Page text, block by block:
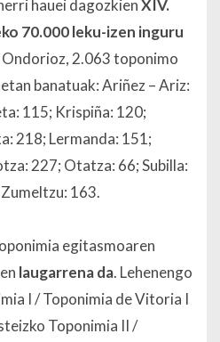
hauei dagozkienXIV.
70.000 leku-izen inguru
Ondorioz, 2.063 toponimo
banatuak: Ariñez – Ariz:
115; Krispiña: 120;
218; Lermanda: 151;
227; Otatza: 66; Subilla:
163.
egitasmoaren
laugarrena da. Lehenengo
I / Toponimia de Vitoria I
Toponimia II /